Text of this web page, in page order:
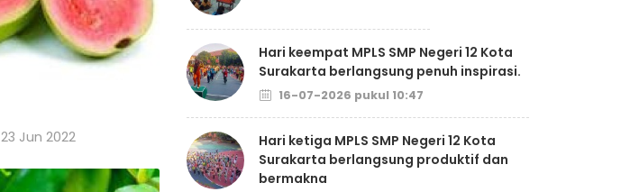
23 Jun 2022
Hari keempat MPLS SMP Negeri 12 Kota
Surakarta berlangsung penuh inspirasi.
16-07-2026 pukul 10:47
Hari ketiga MPLS SMP Negeri 12 Kota
Surakarta berlangsung produktif dan
bermakna